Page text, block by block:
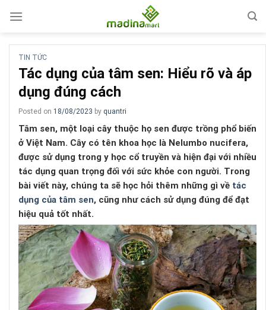
TIN TỨC
Tác dụng của tâm sen: Hiểu rõ và áp
dụng đúng cách
Posted on 18/08/2023 by quantri
Tâm sen, một loại cây thuộc họ sen được trồng phổ biến
ở Việt Nam. Cây có tên khoa học là Nelumbo nucifera,
được sử dụng trong y học cổ truyền và hiện đại với nhiều
tác dụng quan trọng đối với sức khỏe con người. Trong
bài viết này, chúng ta sẽ học hỏi thêm những gì về tác
dụng của tâm sen, cũng như cách sử dụng đúng để đạt
hiệu quả tốt nhất.